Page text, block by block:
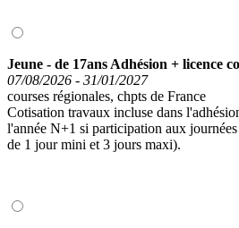
Jeune - de 17ans Adhésion + licence
07/08/2026 - 31/01/2027
courses régionales, chpts de France
Cotisation travaux incluse dans
l'année N+1 si participation aux
de 1 jour mini et 3 jours maxi).